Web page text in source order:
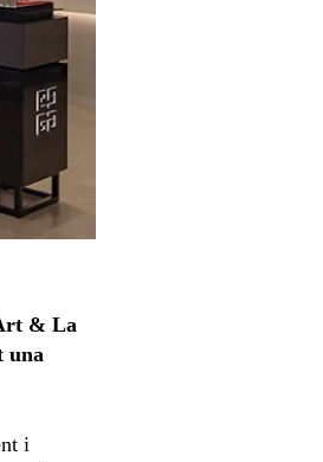
& La
una
i